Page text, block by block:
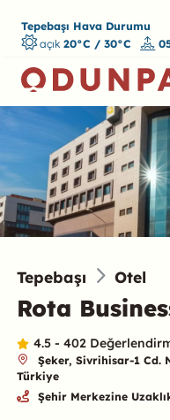
Tepebaşı Hava Durumu
açık 20°C / 30°C
Tepebaşı Otel
Rota
4.5 - 402
Şeker, Sivrihisar-1 Cd.
Türkiye
Şehir Merkezine